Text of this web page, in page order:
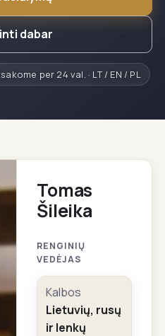
dabar
per 24 val. · LT / EN / PL
Tomas
Šileika
RENGINIŲ
VEDĖJAS
Kalbos
Lietuvių, rusų
ir lenkų